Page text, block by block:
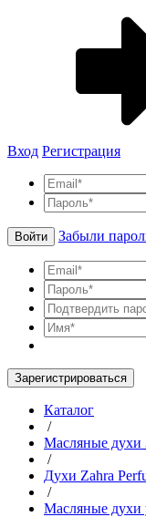
Вход Регистрация
Войти Забыли
Зарегистрироваться
Каталог
/
Масляные духи
/
Духи Zahra
/
Масляные духи